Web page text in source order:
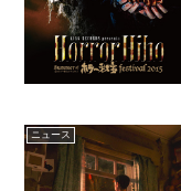
ニュース